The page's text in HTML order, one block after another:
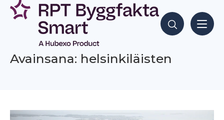
Siirry
sisältöön
Hae sisältöjä
Avainsana: helsinkiläisten